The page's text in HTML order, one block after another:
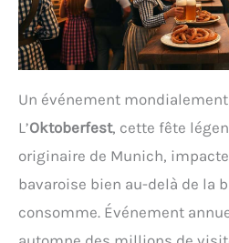
Un événement
L’Oktoberfest, cette fête
originaire de Munich,
bavaroise bien au-delà de la
consomme. Événement